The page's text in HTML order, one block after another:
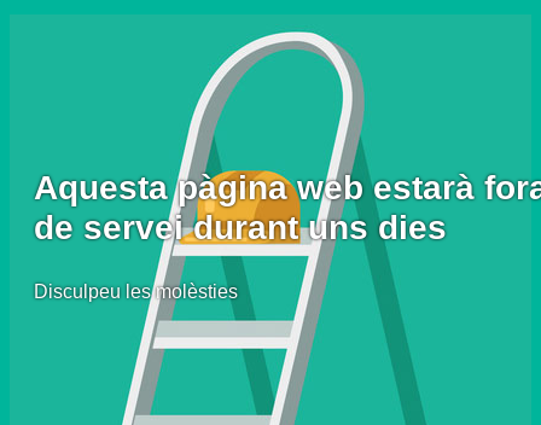
Aquesta pàgina web estarà
de servei durant uns dies
Disculpeu les molèsties